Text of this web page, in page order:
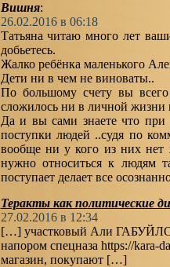
Вишня:
26.02.2016 в 06:18
Татьяна читаю много лет
добьетесь.
Жалко ребёнка маленького
Дети ни в чем не виноваты..
По большому счету вы
сложилось ни в личной
Да и вы сами знаете что
поступки людей ..судя по
вообще ни у кого из них нет
нужно относиться к людям
поступает делает все
Теракты как
27.02.2016 в 12:34
[…] участковый Али ГАБУЙЛО
напором спецназа https://
магазин, покупают […]